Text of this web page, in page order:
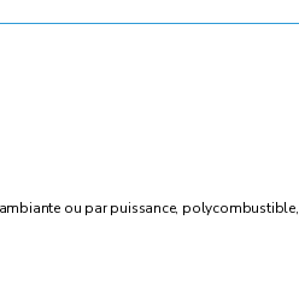
ou par puissance, polycombustible,